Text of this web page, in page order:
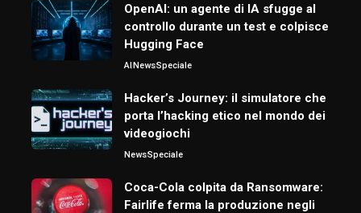
OpenAI: un agente di IA sfugge al
controllo durante un test e colpisce
Hugging Face
AINewsSpeciale
Hacker’s Journey: il simulatore che
porta l’hacking etico nel mondo dei
videogiochi
NewsSpeciale
Coca-Cola colpita da Ransomware:
Fairlife ferma la produzione negli